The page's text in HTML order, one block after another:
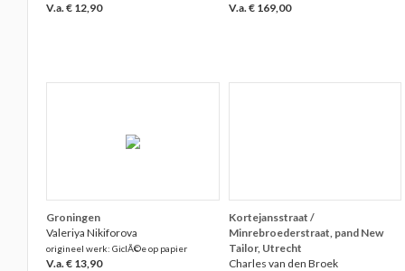
V.a. € 12,90 V.a. € 169,00
Groningen
Valeriya Nikiforova
origineel werk: GiclÃ©e op papier
V.a. € 13,90
Kortejansstraat /
Minrebroederstraat, pand New
Tailor, Utrecht
Charles van den Broek